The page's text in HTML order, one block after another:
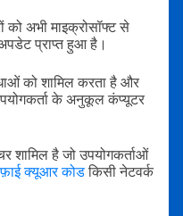
अभी माइक्रोसॉफ्ट से
प्राप्त हुआ है।
को शामिल करता है और
के अनुकूल कंप्यूटर
शामिल है जो उपयोगकर्ताओं
क्यूआर कोडकिसी नेटवर्क